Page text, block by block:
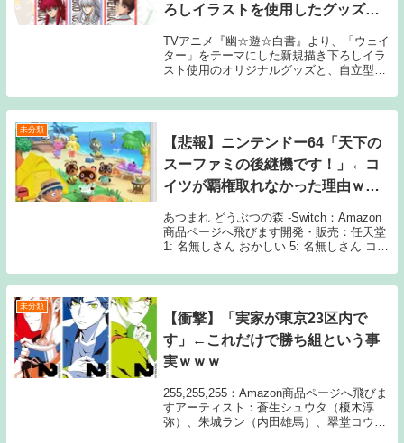
ろしイラストを使用したグッズと
TVアニメ『幽☆遊☆白書』より、「ウェイ
ター」をテーマにした新規描き下ろしイラ
スト使用のオリジナルグッズと、自立型ぬ
「KINOKOS」が登場。2026年4月3日
（金）よりECサイトおよび、東京のイベ
未分類
【悲報】ニンテンドー64「天下の
スーファミの後継機です！」←コ
イツが覇権取れなかった理由ｗｗ
あつまれ どうぶつの森 -Switch：Amazon
商品ページへ飛びます開発・販売：任天堂
1: 名無しさん おかしい 5: 名無しさん コン
の遅すぎ 8: 名無しさん 手のひらの皮破壊
したゴミコン...
未分類
【衝撃】「実家が東京23区内で
す」←これだけで勝ち組という事
実ｗｗｗ
255,255,255：Amazon商品ページへ飛びま
すアーティスト：蒼生シュウタ（榎木淳
弥）、朱城ラン（内田雄馬）、翠堂コウキ